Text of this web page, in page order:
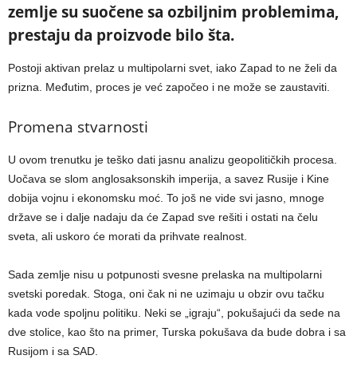
zemlje su suočene sa ozbiljnim problemima,
prestaju da proizvode bilo šta.
Postoji aktivan prelaz u multipolarni svet, iako Zapad to ne želi da
prizna. Međutim, proces je već započeo i ne može se zaustaviti.
Promena stvarnosti
U ovom trenutku je teško dati jasnu analizu geopolitičkih procesa.
Uočava se slom anglosaksonskih imperija, a savez Rusije i Kine
dobija vojnu i ekonomsku moć. To još ne vide svi jasno, mnoge
države se i dalje nadaju da će Zapad sve rešiti i ostati na čelu
sveta, ali uskoro će morati da prihvate realnost.
Sada zemlje nisu u potpunosti svesne prelaska na multipolarni
svetski poredak. Stoga, oni čak ni ne uzimaju u obzir ovu tačku
kada vode spoljnu politiku. Neki se „igraju“, pokušajući da sede na
dve stolice, kao što na primer, Turska pokušava da bude dobra i sa
Rusijom i sa SAD.